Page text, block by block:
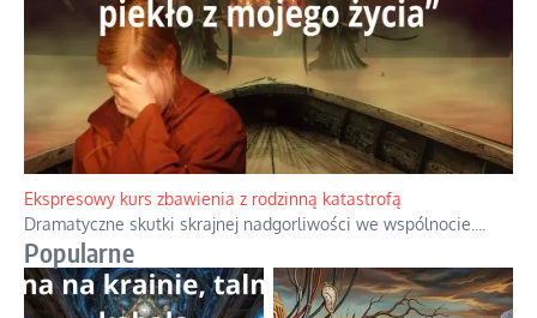
Niewygodne kulisy alpejskiego objawienia
Watykan woli skupiać się na łagodnym wizerunku Maryi,
ukrywając przed światem pełną i bardziej surową treść jej
orędzia....